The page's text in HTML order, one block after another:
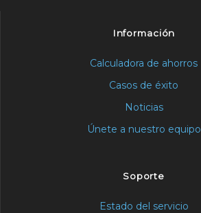
Información
Calculadora de ahorros
Casos de éxito
Noticias
Únete a nuestro equipo
Soporte
Estado del servicio